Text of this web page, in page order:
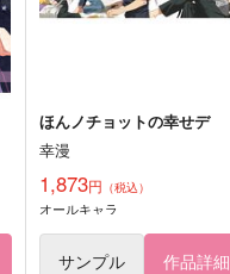
ほんノチョットの幸せデ
幸漫
1,873円 （税込）
オールキャラ
サンプル 作品詳細